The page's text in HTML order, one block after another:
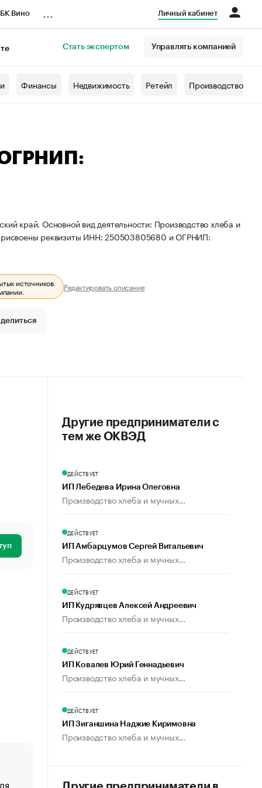
Вино Личный кабинет
Стать экспертом Управлять компанией
Финансы Недвижимость Ретейл Производство
ОГРНИП:
край. Основной вид деятельности: Производство хлеба и
реквизиты ИНН: 250503805680 и ОГРНИП:
источников.
Редактировать описание
«От спорта тело стареет иначе». Как живет глава
Другие предприниматели с
тем же ОКВЭД
ДЕЙСТВУЕТ
ИП Лебедева Ирина Олеговна
Производство хлеба и мучных...
ДЕЙСТВУЕТ
ИП Амбарцумов Сергей Витальевич
Производство хлеба и мучных...
ДЕЙСТВУЕТ
ИП Кудрявцев Алексей Андреевич
Производство хлеба и мучных...
ДЕЙСТВУЕТ
ИП Ковалев Юрий Геннадьевич
Производство хлеба и мучных...
ДЕЙСТВУЕТ
ИП Зиганшина Наджие Киримовна
Производство хлеба и мучных...